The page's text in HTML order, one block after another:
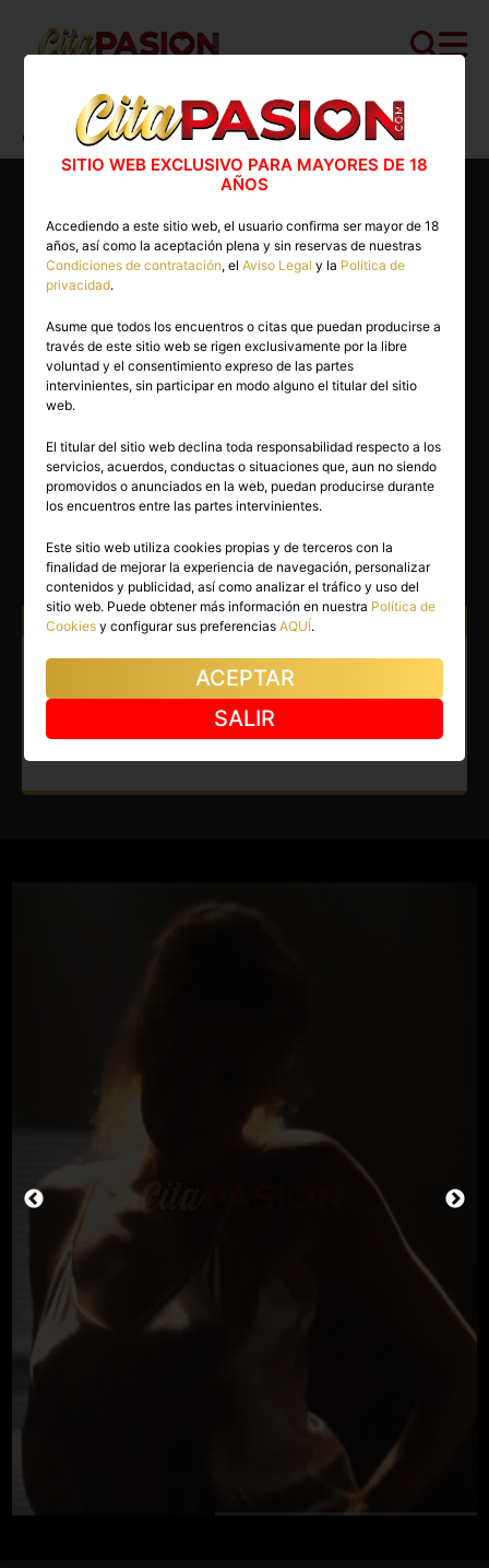
Cita PASION.COM>Masajistas >Córdoba>
Córdoba capital>Kaizen
35 años
KAIZEN
Córdoba capital(Córdoba)
(1)
Atiendo a: Hombres
Masajista en Córdoba capital.
Masajes sensoriales en el
centro de Córdoba.
SITIO WEB EXCLUSIVO PARA MAYORES DE 18
AÑOS
Accediendo a este sitio web, el usuario confirma ser mayor de 18
años, así como la aceptación plena y sin reservas de nuestras
Condiciones de contratación, elAviso Legal y la Política de
privacidad.
Asume que todos los encuentros o citas que puedan producirse a
través de este sitio web se rigen exclusivamente por la libre
voluntad y el consentimiento expreso de las partes
intervinientes, sin participar en modo alguno el titular del sitio
web.
El titular del sitio web declina toda responsabilidad respecto a los
servicios, acuerdos, conductas o situaciones que, aun no siendo
promovidos o anunciados en la web, puedan producirse durante
los encuentros entre las partes intervinientes.
Este sitio web utiliza cookies propias y de terceros con la
finalidad de mejorar la experiencia de navegación, personalizar
contenidos y publicidad, así como analizar el tráfico y uso del
sitio web. Puede obtener más información en nuestra Política de
Cookies y configurar sus preferenciasAQUÍ.
ACEPTAR
SALIR